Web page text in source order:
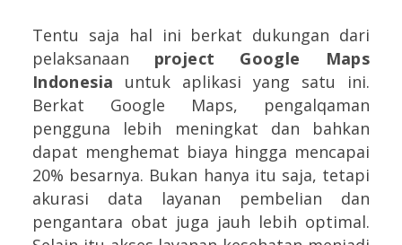
Tentu saja hal ini berkat dukungan dari
pelaksanaan project Google Maps
Indonesia untuk aplikasi yang satu ini.
Berkat Google Maps, pengalqaman
pengguna lebih meningkat dan bahkan
dapat menghemat biaya hingga mencapai
20% besarnya. Bukan hanya itu saja, tetapi
akurasi data layanan pembelian dan
pengantara obat juga jauh lebih optimal.